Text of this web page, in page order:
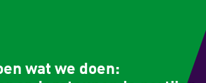
wat we doen: